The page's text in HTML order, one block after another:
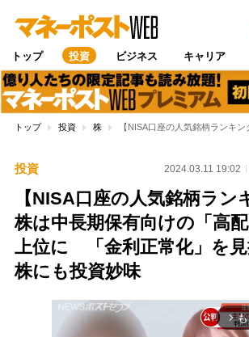
トップ 投資 ビジネス キャリア
トップ 投資 株 【NISA口座の人気銘柄ランキ
投資 2024.03.11 19:02
【NISA口座の人気銘柄ラン
株は中長期保有向けの「高
上位に 「金利正常化」を
株にも投資妙味
arrow_forward_ios